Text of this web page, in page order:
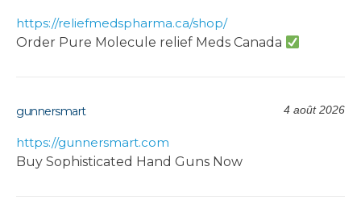
https://reliefmedspharma.ca/shop/
Order Pure Molecule relief Meds Canada
gunnersmart 4 août 2026
https://gunnersmart.com
Buy Sophisticated Hand Guns Now